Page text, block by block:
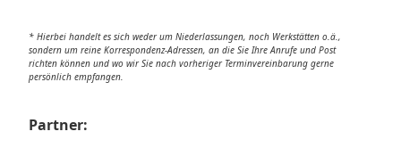
* Hierbei handelt es sich weder um Niederlassungen, noch Werkstätten o.ä.,
sondern um reine Korrespondenz-Adressen, an die Sie Ihre Anrufe und Post
richten können und wo wir Sie nach vorheriger Terminvereinbarung gerne
persönlich empfangen.
Partner: